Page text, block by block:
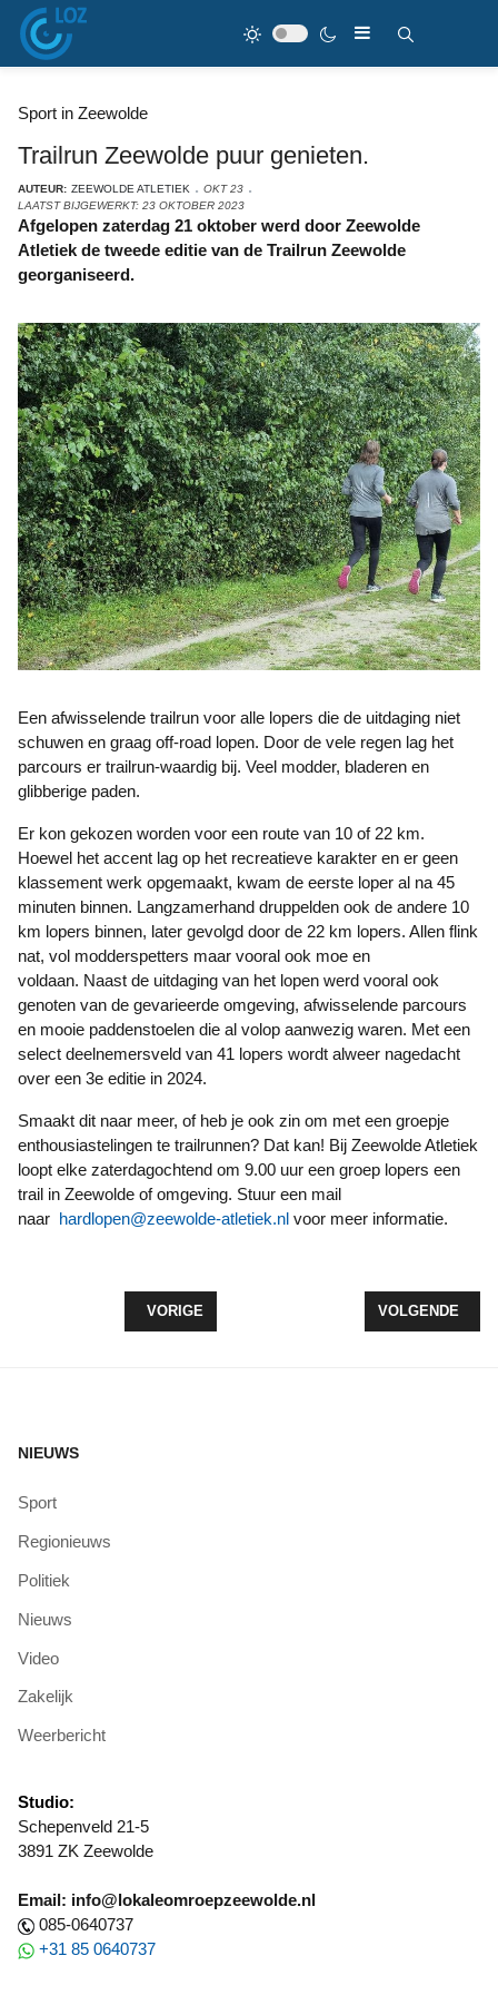
Sport in Zeewolde
Trailrun Zeewolde puur genieten.
AUTEUR: ZEEWOLDE ATLETIEK
OKT 23
LAATST BIJGEWERKT: 23 OKTOBER 2023
Afgelopen zaterdag 21 oktober werd door Zeewolde
Atletiek de tweede editie van de Trailrun Zeewolde
georganiseerd.
Een afwisselende trailrun voor alle lopers die de uitdaging niet
schuwen en graag off-road lopen. Door de vele regen lag het
parcours er trailrun-waardig bij. Veel modder, bladeren en
glibberige paden.
Er kon gekozen worden voor een route van 10 of 22 km.
Hoewel het accent lag op het recreatieve karakter en er geen
klassement werk opgemaakt, kwam de eerste loper al na 45
minuten binnen. Langzamerhand druppelden ook de andere 10
km lopers binnen, later gevolgd door de 22 km lopers. Allen flink
nat, vol modderspetters maar vooral ook moe en
voldaan. Naast de uitdaging van het lopen werd vooral ook
genoten van de gevarieerde omgeving, afwisselende parcours
en mooie paddenstoelen die al volop aanwezig waren. Met een
select deelnemersveld van 41 lopers wordt alweer nagedacht
over een 3e editie in 2024.
Smaakt dit naar meer, of heb je ook zin om met een groepje
enthousiastelingen te trailrunnen? Dat kan! Bij Zeewolde Atletiek
loopt elke zaterdagochtend om 9.00 uur een groep lopers een
trail in Zeewolde of omgeving. Stuur een mail
naar hardlopen@zeewolde-atletiek.nl voor meer informatie.
VORIG ARTIKEL: LAATSTE PONTLOOP
VORIGE VOLGENDE
VOLGENDE
NIEUWS
Sport
Regionieuws
Politiek
Nieuws
Video
Zakelijk
Weerbericht
Studio:
Schepenveld 21-5
3891 ZK Zeewolde
Email: info@lokaleomroepzeewolde.nl
085-0640737
+31 85 0640737